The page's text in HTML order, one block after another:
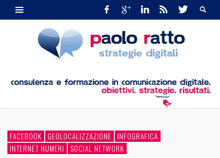
FACEBOOK GEOLOCALIZZAZIONE INFOGRAFICA
INTERNET NUMERI
SOCIAL NETWORK